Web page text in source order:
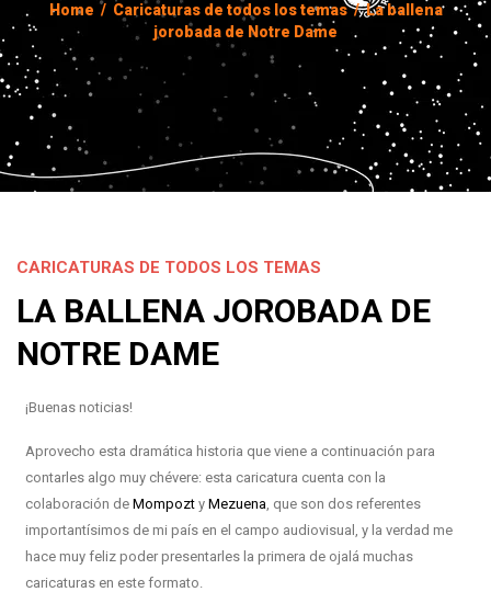
Home / Caricaturas de todos los temas / La ballena
jorobada de Notre Dame
CARICATURAS DE TODOS LOS TEMAS
LA BALLENA JOROBADA DE
NOTRE DAME
¡Buenas noticias!
Aprovecho esta dramática historia que viene a continuación para
contarles algo muy chévere: esta caricatura cuenta con la
colaboración de Mompozt y Mezuena, que son dos referentes
importantísimos de mi país en el campo audiovisual, y la verdad me
hace muy feliz poder presentarles la primera de ojalá muchas
caricaturas en este formato.